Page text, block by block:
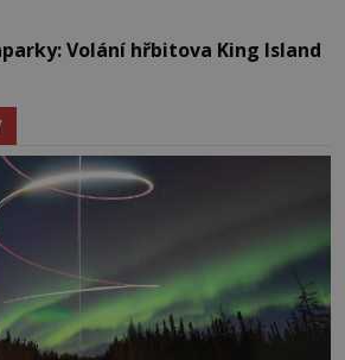
Volání hřbitova King Island